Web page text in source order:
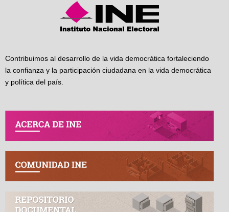
Contribuimos al desarrollo de la vida democrática fortaleciendo
la confianza y la participación ciudadana en la vida democrática
y política del país.